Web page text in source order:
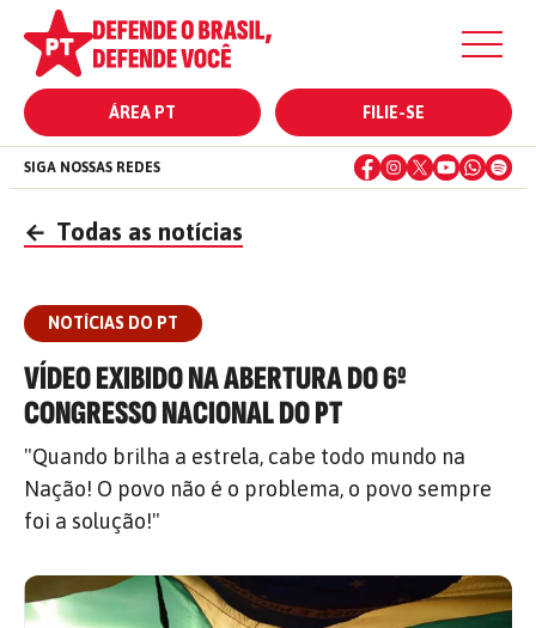
ÁREA PT FILIE-SE
SIGA NOSSAS REDES
← Todas as notícias
NOTÍCIAS DO PT
VÍDEO EXIBIDO NA ABERTURA DO 6º
CONGRESSO NACIONAL DO PT
"Quando brilha a estrela, cabe todo mundo na
Nação! O povo não é o problema, o povo sempre
foi a solução!"